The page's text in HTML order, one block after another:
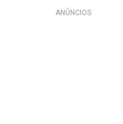
ANÚNCIOS